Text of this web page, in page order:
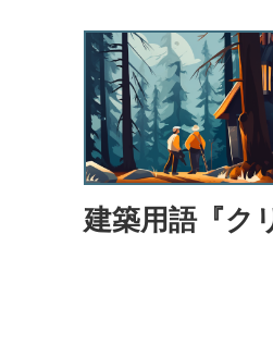
建築用語『ク